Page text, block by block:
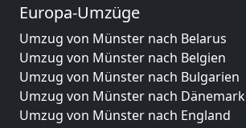
Europa-Umzüge
Umzug von Münster nach Belarus
Umzug von Münster nach Belgien
Umzug von Münster nach Bulgarien
Umzug von Münster nach Dänemark
Umzug von Münster nach England